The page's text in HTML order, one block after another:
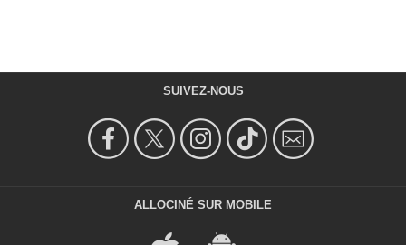
SUIVEZ-NOUS
ALLOCINÉ SUR MOBILE